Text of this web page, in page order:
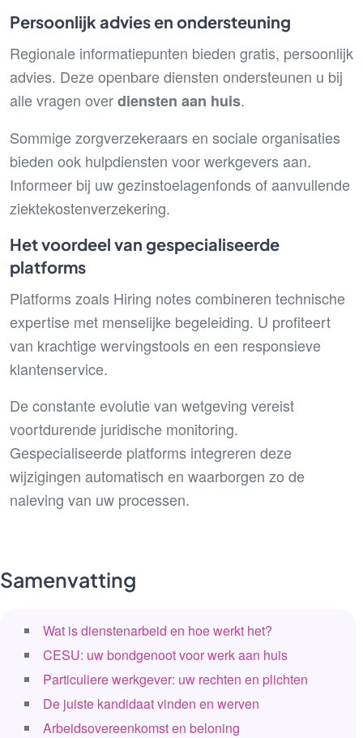
Samenvatting
Wat is dienstenarbeid en hoe werkt het?
CESU: uw bondgenoot voor werk aan huis
Particuliere werkgever: uw rechten en plichten
De juiste kandidaat vinden en werven
Arbeidsovereenkomst en beloning
Persoonlijk advies en ondersteuning
Regionale informatiepunten bieden gratis, persoonlijk
advies. Deze openbare diensten ondersteunen u bij
alle vragen overdiensten aan huis.
Sommige zorgverzekeraars en sociale organisaties
bieden ook hulpdiensten voor werkgevers aan.
Informeer bij uw gezinstoelagenfonds of aanvullende
ziektekostenverzekering.
Het voordeel van gespecialiseerde
platforms
Platforms zoals Hiring notes combineren technische
expertise met menselijke begeleiding. U profiteert
van krachtige wervingstools en een responsieve
klantenservice.
De constante evolutie van wetgeving vereist
voortdurende juridische monitoring.
Gespecialiseerde platforms integreren deze
wijzigingen automatisch en waarborgen zo de
naleving van uw processen.